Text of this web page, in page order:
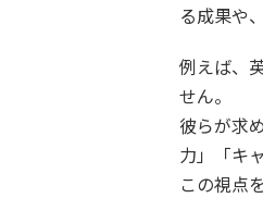
る成果や
例えば、
せん。
彼らが求
力」「キ
この視点